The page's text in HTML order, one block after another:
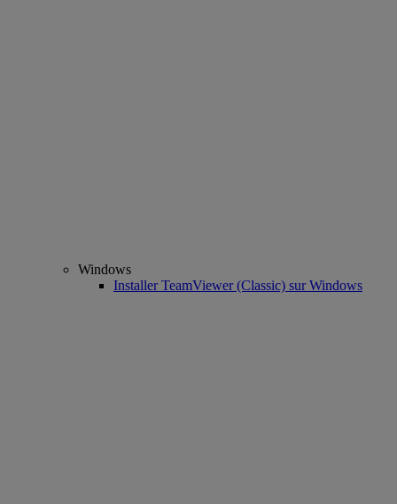
Windows
Installer TeamViewer (Classic) sur Windows